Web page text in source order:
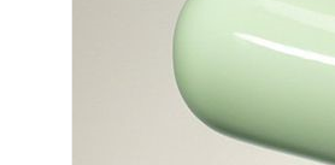
Korean Beauty Corner
Παιδικές πάνες
Βρεφανάπτυξη
Μωρομαντηλα
Ακράτεια & Φροντίδα